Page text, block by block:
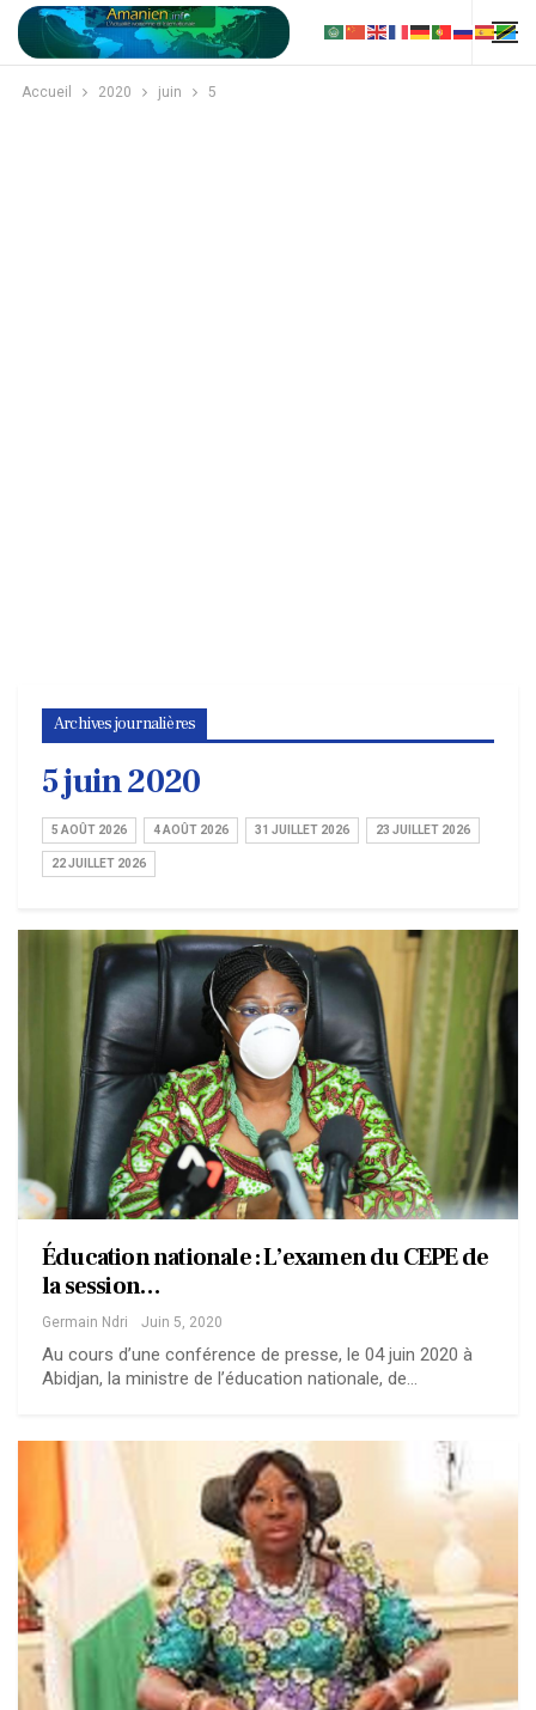
Accueil 2020 juin 5
Archives journalières
5 juin 2020
5 AOÛT 2026 4 AOÛT 2026 31 JUILLET 2026 23 JUILLET 2026
22 JUILLET 2026
Éducation nationale : L’examen du CEPE de
la session…
Germain Ndri Juin 5, 2020
Au cours d’une conférence de presse, le 04 juin 2020 à
Abidjan, la ministre de l’éducation nationale, de…